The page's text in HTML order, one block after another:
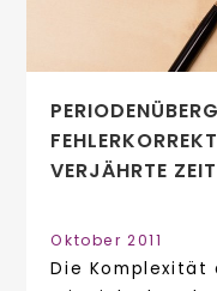
VERJÄHRTE
Oktober 2011
Die Komplexität